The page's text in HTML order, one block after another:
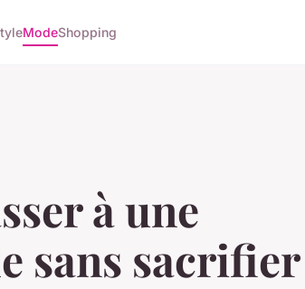
ModeShopping
à une
sans sacrifier